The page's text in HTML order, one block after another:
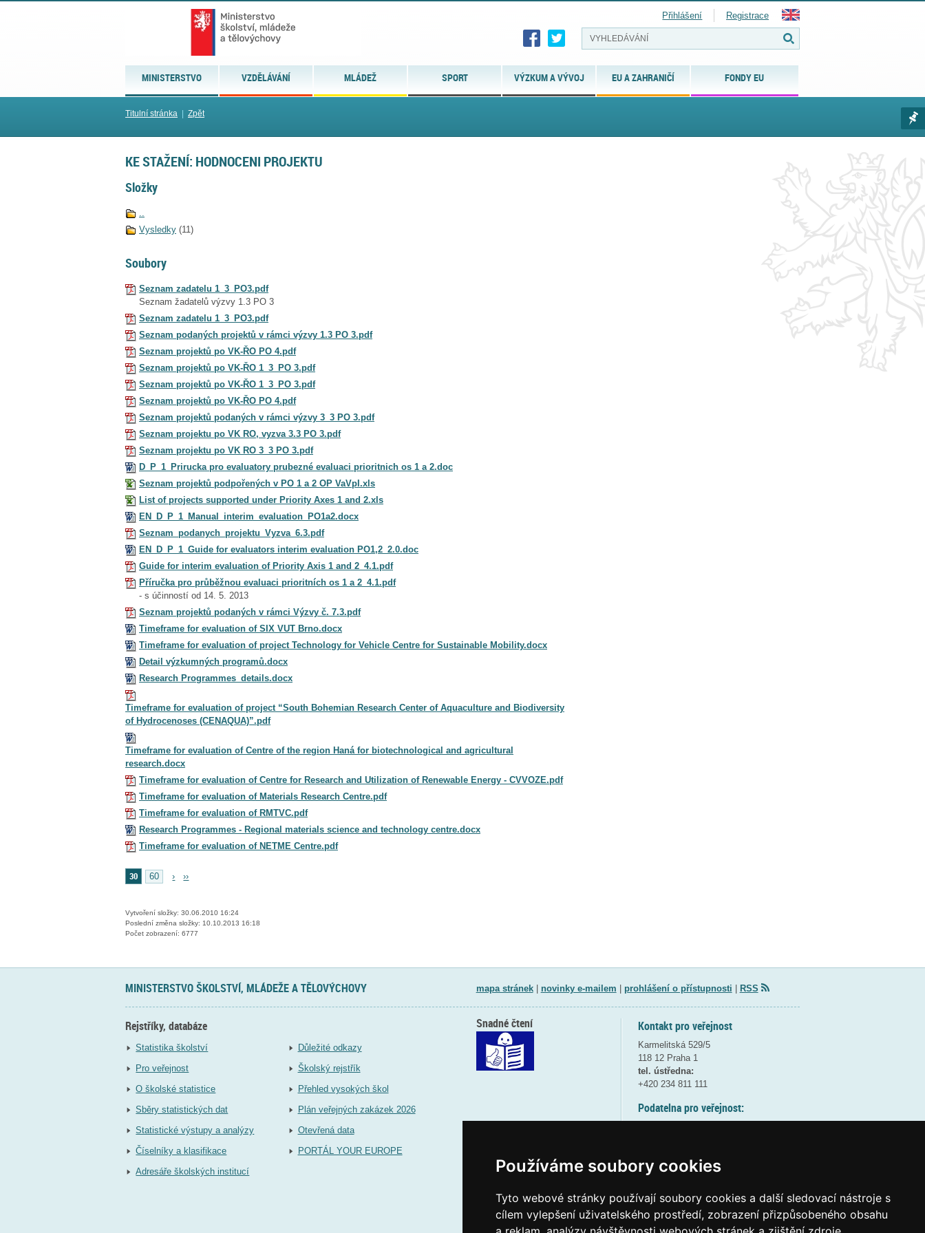
Používáme soubory cookies
Tyto webové stránky používají soubory cookies a další sledovací nástroje s
cílem vylepšení uživatelského prostředí, zobrazení přizpůsobeného obsahu
MINISTERSTVO VZDĚLÁVÁNÍ MLÁDEŽ SPORT VÝZKUM A VÝVOJ EU A ZAHRANIČÍ FONDY EU
Přihlášení Registrace
Titulní stránka Zpět
KE STAŽENÍ: HODNOCENI PROJEKTU
Složky
..
Vysledky (11)
Soubory
Seznam zadatelu 1_3_PO3.pdf
Seznam žadatelů výzvy 1.3 PO 3
Seznam zadatelu 1_3_PO3.pdf
Seznam podaných projektů v rámci výzvy 1.3 PO 3.pdf
Seznam projektů po VK-ŘO PO 4.pdf
Seznam projektů po VK-ŘO 1_3_PO 3.pdf
Seznam projektů po VK-ŘO 1_3_PO 3.pdf
Seznam projektů po VK-ŘO PO 4.pdf
Seznam projektů podaných v rámci výzvy 3_3 PO 3.pdf
Seznam projektu po VK RO, vyzva 3.3 PO 3.pdf
Seznam projektu po VK RO 3_3 PO 3.pdf
D_P_1_Prirucka pro evaluatory prubezné evaluaci prioritnich os 1 a 2.doc
Seznam projektů podpořených v PO 1 a 2 OP VaVpI.xls
List of projects supported under Priority Axes 1 and 2.xls
EN_D_P_1_Manual_interim_evaluation_PO1a2.docx
Seznam_podanych_projektu_Vyzva_6.3.pdf
EN_D_P_1_Guide for evaluators interim evaluation PO1,2_2.0.doc
Guide for interim evaluation of Priority Axis 1 and 2_4.1.pdf
Příručka pro průběžnou evaluaci prioritních os 1 a 2_4.1.pdf
- s účinností od 14. 5. 2013
Seznam projektů podaných v rámci Výzvy č. 7.3.pdf
Timeframe for evaluation of SIX VUT Brno.docx
Timeframe for evaluation of project Technology for Vehicle Centre for Sustainable Mobility.docx
Detail výzkumných programů.docx
Research Programmes_details.docx
Timeframe for evaluation of project “South Bohemian Research Center of Aquaculture and Biodiversity
of Hydrocenoses (CENAQUA)”.pdf
Timeframe for evaluation of Centre of the region Haná for biotechnological and agricultural
research.docx
Timeframe for evaluation of Centre for Research and Utilization of Renewable Energy - CVVOZE.pdf
Timeframe for evaluation of Materials Research Centre.pdf
Timeframe for evaluation of RMTVC.pdf
Research Programmes - Regional materials science and technology centre.docx
Timeframe for evaluation of NETME Centre.pdf
30 60 › ››
Vytvoření složky: 30.06.2010 16:24
Poslední změna složky: 10.10.2013 16:18
Počet zobrazení: 6777
MINISTERSTVO ŠKOLSTVÍ, MLÁDEŽE A TĚLOVÝCHOVY mapa stránek| novinky e-mailem | prohlášení o přístupnosti | RSS
Rejstříky, databáze
Statistika školství
Pro veřejnost
O školské statistice
Sběry statistických dat
Statistické výstupy a analýzy
Číselníky a klasifikace
Adresáře školských institucí
Důležité odkazy
Školský rejstřík
Přehled vysokých škol
Plán veřejných zakázek 2026
Otevřená data
PORTÁL YOUR EUROPE
Kontakt pro veřejnost
Karmelitská 529/5
118 12 Praha 1
tel. ústředna:
+420 234 811 111
Podatelna pro veřejnost:
(více informací
Elektronická podatelna:
Snadné čtení